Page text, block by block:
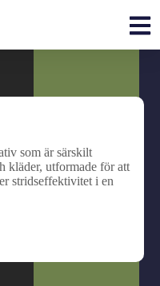
som är särskilt
kläder, utformade för att
stridseffektivitet i en